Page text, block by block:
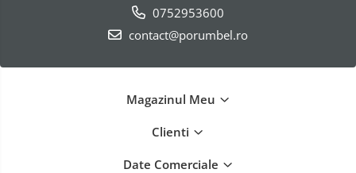
0752953600
contact@porumbel.ro
Magazinul Meu
Clienti
Date Comerciale